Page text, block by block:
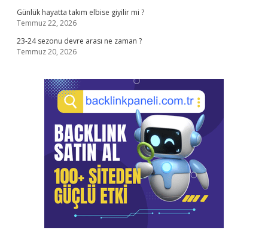
Günlük hayatta takım elbise giyilir mi ?
Temmuz 22, 2026
23-24 sezonu devre arası ne zaman ?
Temmuz 20, 2026